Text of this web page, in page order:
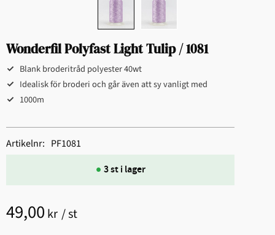
Wonderfil Polyfast Light Tulip / 1081
Blank broderitråd polyester 40wt
Idealisk för broderi och går även att sy vanligt med
1000m
49,00 kr /st
3 st i lager
Artikelnr PF1081